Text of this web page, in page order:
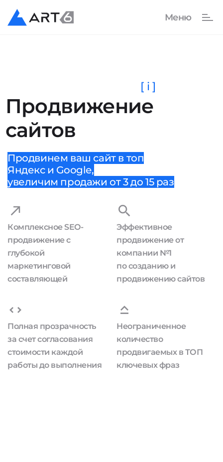
Продвижение
сайтов
[ i ]
Продвинем ваш сайт в топ
Яндекс и Google,
увеличим продажи от 3 до 15 раз
Комплексное SEO-
продвижение с
глубокой
маркетинговой
составляющей
Эффективное
продвижение от
компании №1
по созданию и
продвижению сайтов
Полная прозрачность
за счет согласования
стоимости каждой
работы до выполнения
Неограниченное
количество
продвигаемых в ТОП
ключевых фраз